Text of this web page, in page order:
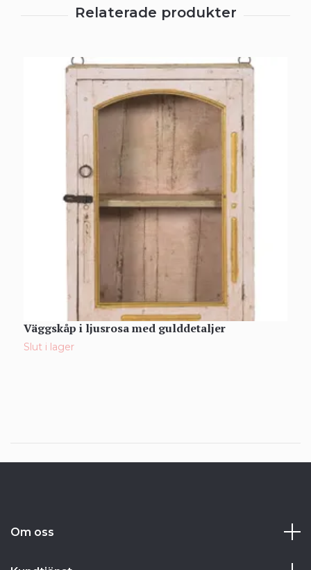
Väggskåp i ljusrosa med gulddetaljer
Slut i lager
Om oss